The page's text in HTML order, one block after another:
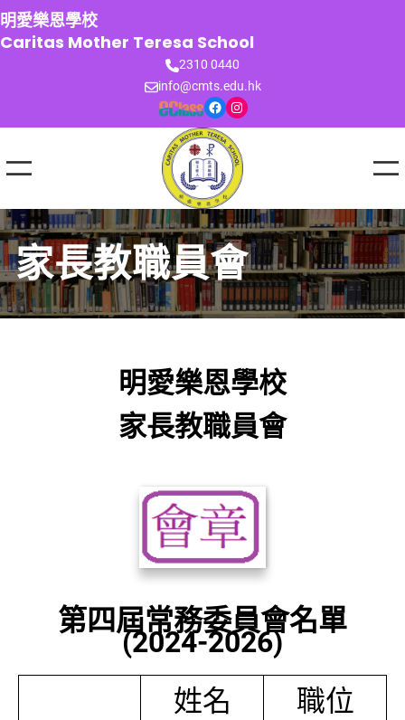
跳
至
主
明愛樂恩學校
Caritas Mother Teresa School
2310 0440
info@cmts.edu.hk
Facebook Instagram
家長教職員會
明愛樂恩學校
家長教職員會
第四屆常務委員會名單
(2024-2026)
姓名
職位